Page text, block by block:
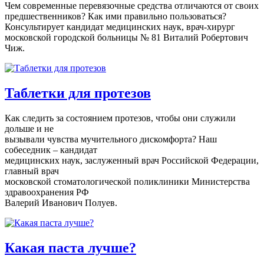
Чем современные перевязочные средства отличаются от своих
предшественников? Как ими правильно пользоваться?
Консультирует кандидат медицинских наук, врач-хирург
московской городской больницы № 81 Виталий Робертович
Чиж.
Таблетки для протезов
Как следить за состоянием протезов, чтобы они служили
дольше и не
вызывали чувства мучительного дискомфорта? Наш
собеседник – кандидат
медицинских наук, заслуженный врач Российской Федерации,
главный врач
московской стоматологической поликлиники Министерства
здравоохранения РФ
Валерий Иванович Полуев.
Какая паста лучше?